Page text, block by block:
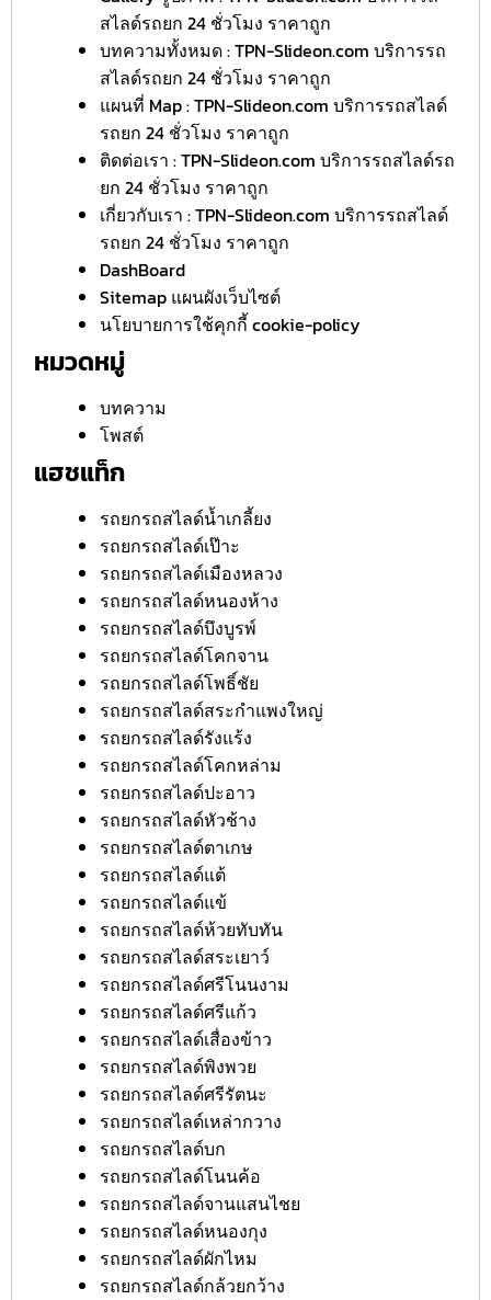
สไลด์รถยก 24 ชั่วโมง ราคาถูก
บทความทั้งหมด : TPN-Slideon.com บริการรถ
สไลด์รถยก 24 ชั่วโมง ราคาถูก
แผนที่ Map : TPN-Slideon.com บริการรถสไลด์
รถยก 24 ชั่วโมง ราคาถูก
ติดต่อเรา : TPN-Slideon.com บริการรถสไลด์รถ
ยก 24 ชั่วโมง ราคาถูก
เกี่ยวกับเรา : TPN-Slideon.com บริการรถสไลด์
รถยก 24 ชั่วโมง ราคาถูก
DashBoard
Sitemap แผนผังเว็บไซต์
นโยบายการใช้คุกกี้ cookie-policy
หมวดหมู่
บทความ
โพสต์
แฮชแท็ก
รถยกรถสไลด์น้ำเกลี้ยง
รถยกรถสไลด์เป๊าะ
รถยกรถสไลด์เมืองหลวง
รถยกรถสไลด์หนองห้าง
รถยกรถสไลด์บึงบูรพ์
รถยกรถสไลด์โคกจาน
รถยกรถสไลด์โพธิ์ชัย
รถยกรถสไลด์สระกำแพงใหญ่
รถยกรถสไลด์รังแร้ง
รถยกรถสไลด์โคกหล่าม
รถยกรถสไลด์ปะอาว
รถยกรถสไลด์หัวช้าง
รถยกรถสไลด์ตาเกษ
รถยกรถสไลด์แต้
รถยกรถสไลด์แข้
รถยกรถสไลด์ห้วยทับทัน
รถยกรถสไลด์สระเยาว์
รถยกรถสไลด์ศรีโนนงาม
รถยกรถสไลด์ศรีแก้ว
รถยกรถสไลด์เสื่องข้าว
รถยกรถสไลด์พิงพวย
รถยกรถสไลด์ศรีรัตนะ
รถยกรถสไลด์เหล่ากวาง
รถยกรถสไลด์บก
รถยกรถสไลด์โนนค้อ
รถยกรถสไลด์จานแสนไชย
รถยกรถสไลด์หนองกุง
รถยกรถสไลด์ผักไหม
รถยกรถสไลด์กล้วยกว้าง